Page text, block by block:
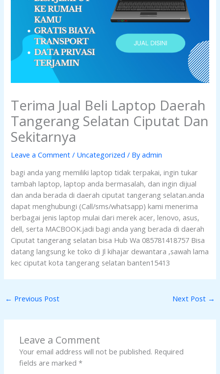
Terima Jual Beli Laptop Daerah
Tangerang Selatan Ciputat Dan
Sekitarnya
Leave a Comment / Uncategorized / Byadmin
bagi anda yang memiliki laptop tidak terpakai, ingin tukar
tambah laptop, laptop anda bermasalah, dan ingin dijual
dan anda berada di daerah ciputat tangerang selatan.anda
dapat menghubungi (Call/sms/whatsapp) kami menerima
berbagai jenis laptop mulai dari merek acer, lenovo, asus,
dell, serta MACBOOK.jadi bagi anda yang berada di daerah
Ciputat tangerang selatan bisa Hub Wa 085781418757 Bisa
datang langsung ke toko di Jl kihajar dewantara ,sawah lama
kec ciputat kota tangerang selatan banten15413
← Previous Post Next Post →
Leave a Comment
Your email address will not be published. Required
fields are marked*